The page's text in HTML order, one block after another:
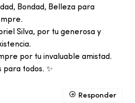
Bondad, Belleza para
Silva, por tu generosa y
por tu invaluable amistad.
para todos. ✨
Responder